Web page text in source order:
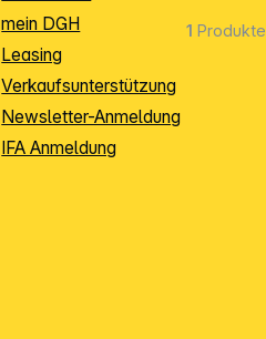
1 Produkte
mein DGH
Leasing
Verkaufsunterstützung
Newsletter-Anmeldung
IFA Anmeldung